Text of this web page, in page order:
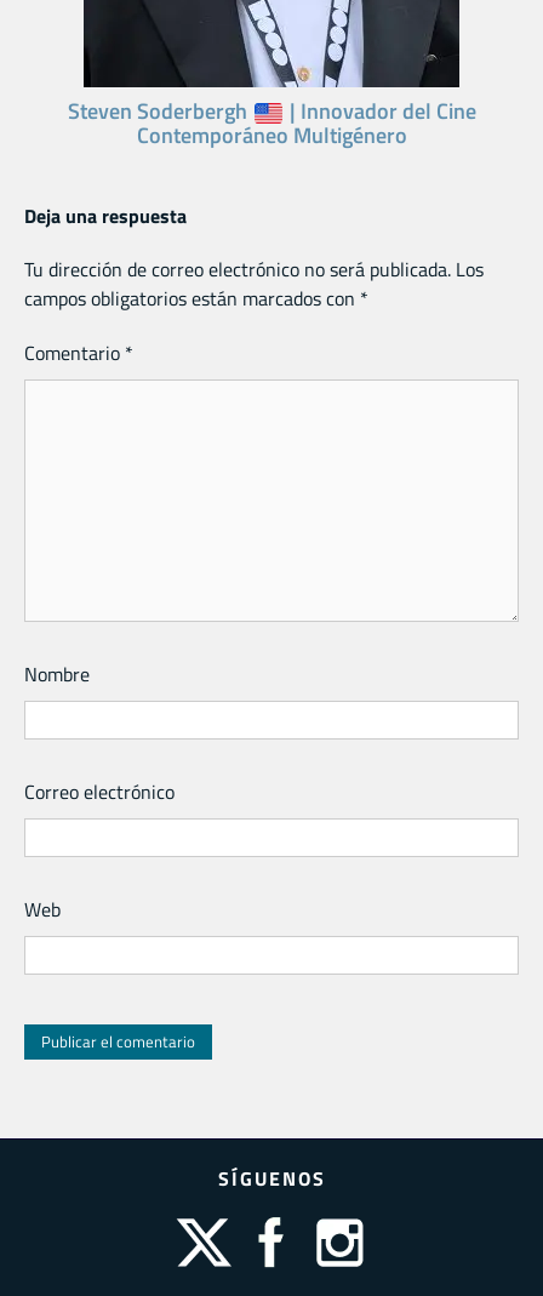
Steven Soderbergh | Innovador del Cine
Contemporáneo Multigénero
Deja una respuesta
Tu dirección de correo electrónico no será publicada. Los
campos obligatorios están marcados con *
Comentario *
Nombre
Correo electrónico
Web
SÍGUENOS